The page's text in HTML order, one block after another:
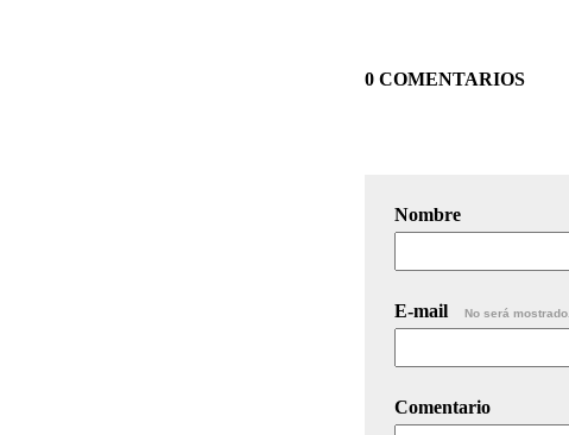
0 COMENTARIOS
Nombre
E-mail No será mostrado.
Comentario